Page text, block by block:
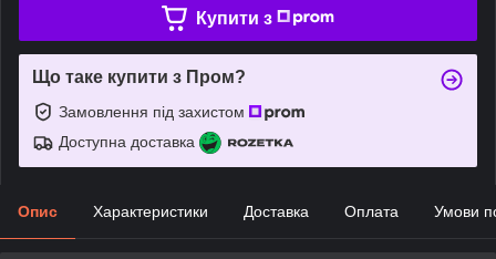
Купити з
Що таке купити з Пром?
Замовлення під захистом
Доступна доставка
Опис Характеристики Доставка Оплата Умови